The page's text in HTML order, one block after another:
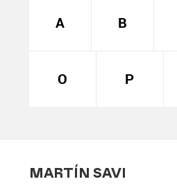
A B
O P
MARTÍN SAVI